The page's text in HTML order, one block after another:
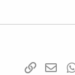
WhatsAppדואר אלקטרוני